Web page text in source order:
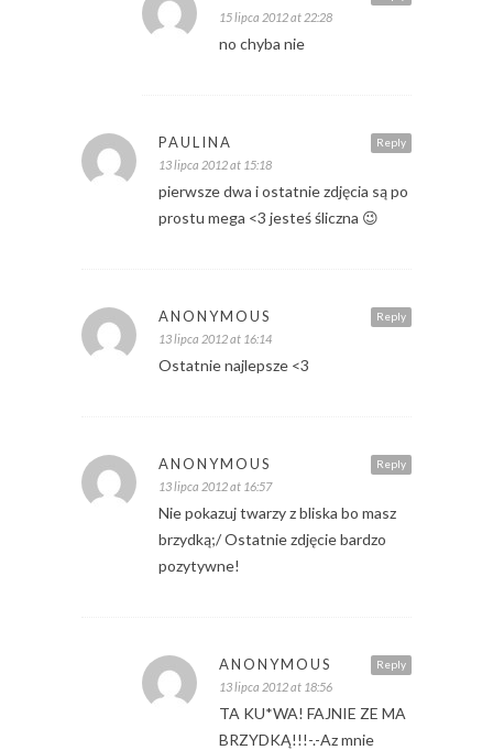
15 lipca 2012 at 22:28
no chyba nie
Reply
PAULINA
13 lipca 2012 at 15:18
pierwsze dwa i ostatnie zdjęcia są po
prostu mega <3 jesteś śliczna 😉
Reply
ANONYMOUS
13 lipca 2012 at 16:14
Ostatnie najlepsze <3
Reply
ANONYMOUS
13 lipca 2012 at 16:57
Nie pokazuj twarzy z bliska bo masz
brzydką;/ Ostatnie zdjęcie bardzo
pozytywne!
Reply
ANONYMOUS
13 lipca 2012 at 18:56
TA KU*WA! FAJNIE ZE MA
BRZYDKĄ!!!-.-Az mnie